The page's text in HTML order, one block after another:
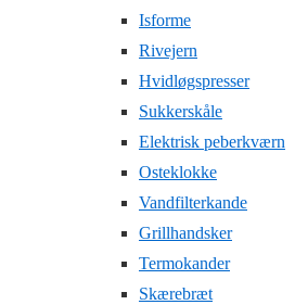
Isforme
Rivejern
Hvidløgspresser
Sukkerskåle
Elektrisk peberkværn
Osteklokke
Vandfilterkande
Grillhandsker
Termokander
Skærebræt